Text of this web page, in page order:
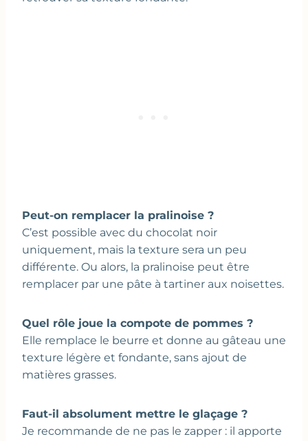
Peut-on remplacer la pralinoise ?
C’est possible avec du chocolat noir
uniquement, mais la texture sera un peu
différente. Ou alors, la pralinoise peut être
remplacer par une pâte à tartiner aux noisettes.
Quel rôle joue la compote de pommes ?
Elle remplace le beurre et donne au gâteau une
texture légère et fondante, sans ajout de
matières grasses.
Faut-il absolument mettre le glaçage ?
Je recommande de ne pas le zapper : il apporte